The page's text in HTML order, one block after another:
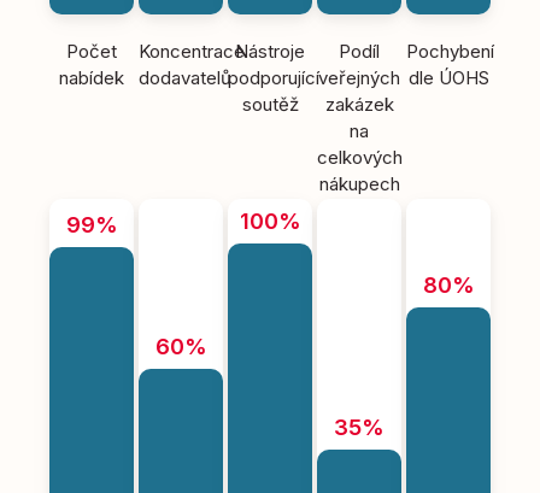
Počet
nabídek
Koncentrace
dodavatelů
Nástroje
podporující
soutěž
Podíl
veřejných
zakázek
na
celkových
nákupech
Pochybení
dle ÚOHS
99%
60%
100%
35%
80%